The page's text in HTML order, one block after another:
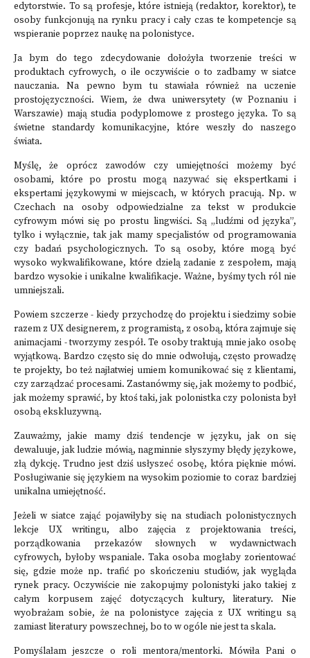
edytorstwie. To są profesje, które istnieją (redaktor, korektor), te
osoby funkcjonują na rynku pracy i cały czas te kompetencje są
wspieranie poprzez naukę na polonistyce.
Ja bym do tego zdecydowanie dołożyła tworzenie treści w
produktach cyfrowych, o ile oczywiście o to zadbamy w siatce
nauczania. Na pewno bym tu stawiała również na uczenie
prostojęzyczności. Wiem, że dwa uniwersytety (w Poznaniu i
Warszawie) mają studia podyplomowe z prostego języka. To są
świetne standardy komunikacyjne, które weszły do naszego
świata.
Myślę, że oprócz zawodów czy umiejętności możemy być
osobami, które po prostu mogą nazywać się ekspertkami i
ekspertami językowymi w miejscach, w których pracują. Np. w
Czechach na osoby odpowiedzialne za tekst w produkcie
cyfrowym mówi się po prostu lingwiści. Są „ludźmi od języka”,
tylko i wyłącznie, tak jak mamy specjalistów od programowania
czy badań psychologicznych. To są osoby, które mogą być
wysoko wykwalifikowane, które dzielą zadanie z zespołem, mają
bardzo wysokie i unikalne kwalifikacje. Ważne, byśmy tych ról nie
umniejszali.
Powiem szczerze - kiedy przychodzę do projektu i siedzimy sobie
razem z UX designerem, z programistą, z osobą, która zajmuje się
animacjami - tworzymy zespół. Te osoby traktują mnie jako osobę
wyjątkową. Bardzo często się do mnie odwołują, często prowadzę
te projekty, bo też najłatwiej umiem komunikować się z klientami,
czy zarządzać procesami. Zastanówmy się, jak możemy to podbić,
jak możemy sprawić, by ktoś taki, jak polonistka czy polonista był
osobą ekskluzywną.
Zauważmy, jakie mamy dziś tendencje w języku, jak on się
dewaluuje, jak ludzie mówią, nagminnie słyszymy błędy językowe,
złą dykcję. Trudno jest dziś usłyszeć osobę, która pięknie mówi.
Posługiwanie się językiem na wysokim poziomie to coraz bardziej
unikalna umiejętność.
Jeżeli w siatce zająć pojawiłyby się na studiach polonistycznych
lekcje UX writingu, albo zajęcia z projektowania treści,
porządkowania przekazów słownych w wydawnictwach
cyfrowych, byłoby wspaniale. Taka osoba mogłaby zorientować
się, gdzie może np. trafić po skończeniu studiów, jak wygląda
rynek pracy. Oczywiście nie zakopujmy polonistyki jako takiej z
całym korpusem zajęć dotyczących kultury, literatury. Nie
wyobrażam sobie, że na polonistyce zajęcia z UX writingu są
zamiast literatury powszechnej, bo to w ogóle nie jest ta skala.
Pomyślałam jeszcze o roli mentora/mentorki. Mówiła Pani o